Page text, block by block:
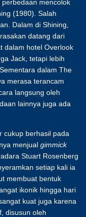
mencolok
(1980). Salah
Dalam di Shining,
datang dari
dalam hotel Overlook
Jack, tetapi lebih
dalam The
merasa terancam
langsung oleh
lainnya juga ada
cukup berhasil pada
menjual gimmick
Stuart Rosenberg
setiap kali ia
membuat bentuk
ikonik hingga hari
kuat juga karena
disusun oleh